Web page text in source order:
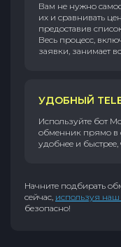
Вам не нужно
их и сравнивать
предоставив
Весь процесс,
заявки, занимает
УДОБНЫЙ
Используйте бот
обменник прямо в
удобнее и быстрее,
Начните подбирать
сейчас, используя
безопасно!